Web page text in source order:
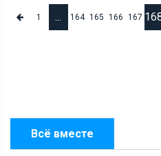
Всё вместе
1 ... 164 165 166 167